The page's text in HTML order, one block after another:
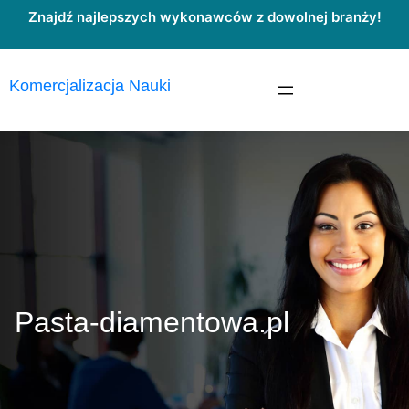
Przejdź
treści
Znajdź najlepszych wykonawców z dowolnej branży!
Komercjalizacja Nauki
Pasta-diamentowa.pl